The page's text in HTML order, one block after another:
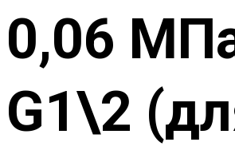
0,06
G1\2